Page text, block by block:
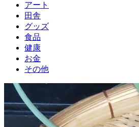
アート
田舎
グッズ
食品
健康
お金
その他